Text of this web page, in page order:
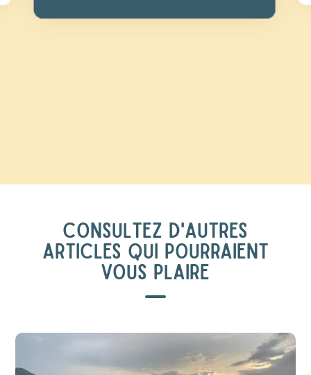
CONSULTEZ D'AUTRES
ARTICLES QUI POURRAIENT
VOUS PLAIRE